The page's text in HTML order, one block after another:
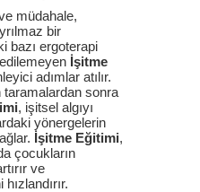
müdahale,
bir
bazı ergoterapi
İşitme
adımlar atılır.
taramalardan sonra
, işitsel algıyı
yönergelerin
İşitme Eğitimi,
çocukların
ve